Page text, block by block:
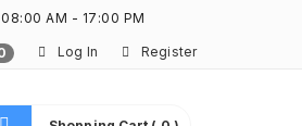
08:00 AM - 17:00 PM
Log In Register